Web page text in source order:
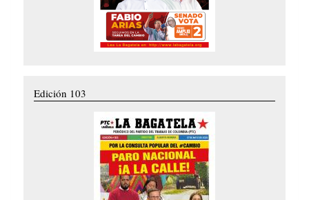
Edición 103